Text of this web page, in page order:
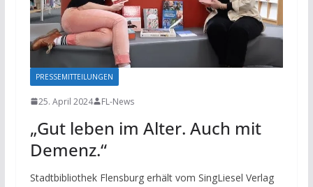
PRESSEMITTEILUNGEN
25. April 2024 FL-News
„Gut leben im Alter. Auch mit
Demenz.“
Stadtbibliothek Flensburg erhält vom SingLiesel Verlag